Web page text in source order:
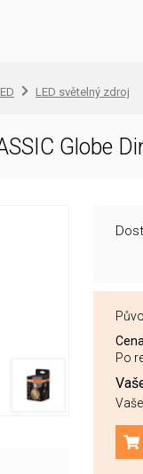
LED světelný zdroj
Globe
Po